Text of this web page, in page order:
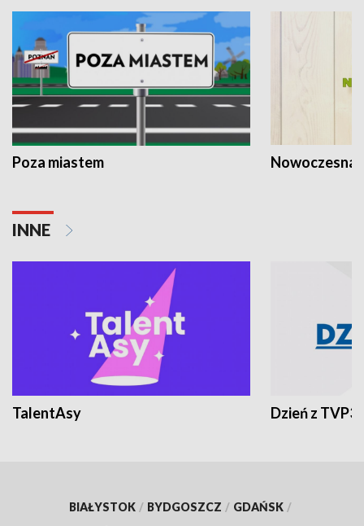
Poza miastem Nowoczesna
INNE
TalentAsy Dzień z TVP3
BIAŁYSTOK / BYDGOSZCZ / GDAŃSK /